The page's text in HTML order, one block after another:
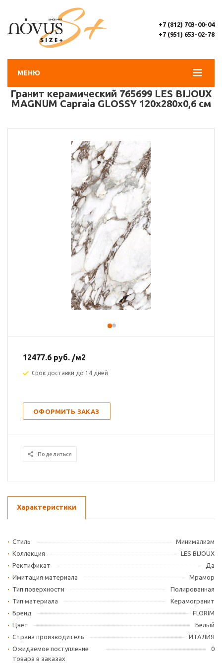
МЕНЮ
+7 (812) 703-00-04
+7 (951) 653-02-78
Гранит керамический 765699 LES BIJOUX
MAGNUM Capraia GLOSSY 120x280x0,6 см
12477.6 руб. /м2
Срок доставки до 14 дней
ОФОРМИТЬ ЗАКАЗ
Поделиться
Характеристики
Стиль
Минимализм
Коллекция
LES BIJOUX
Ректификат
Да
Имитация материала
Мрамор
Тип поверхности
Полированная
Тип материала
Керамогранит
Бренд
FLORIM
Цвет
Белый
Страна производитель
ИТАЛИЯ
Ожидаемое поступление
товара в заказах
0